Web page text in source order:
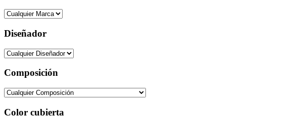
Diseñador
Composición
Color cubierta